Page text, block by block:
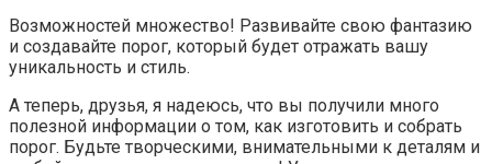
Возможностей множество! Развивайте свою фантазию
и создавайте порог, который будет отражать вашу
уникальность и стиль.
А теперь, друзья, я надеюсь, что вы получили много
полезной информации о том, как изготовить и собрать
порог. Будьте творческими, внимательными к деталям и